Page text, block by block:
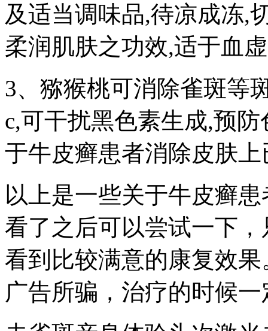
及适当调味品,待凉成冻,
柔润肌肤之功效,适于血
3、猕猴桃可消除雀斑等
c,可干扰黑色素生成,预
于牛皮癣患者消除皮肤
以上是一些关于牛皮癣
看了之后可以尝试一下
看到比较满意的康复效
广告所骗，治疗的时候